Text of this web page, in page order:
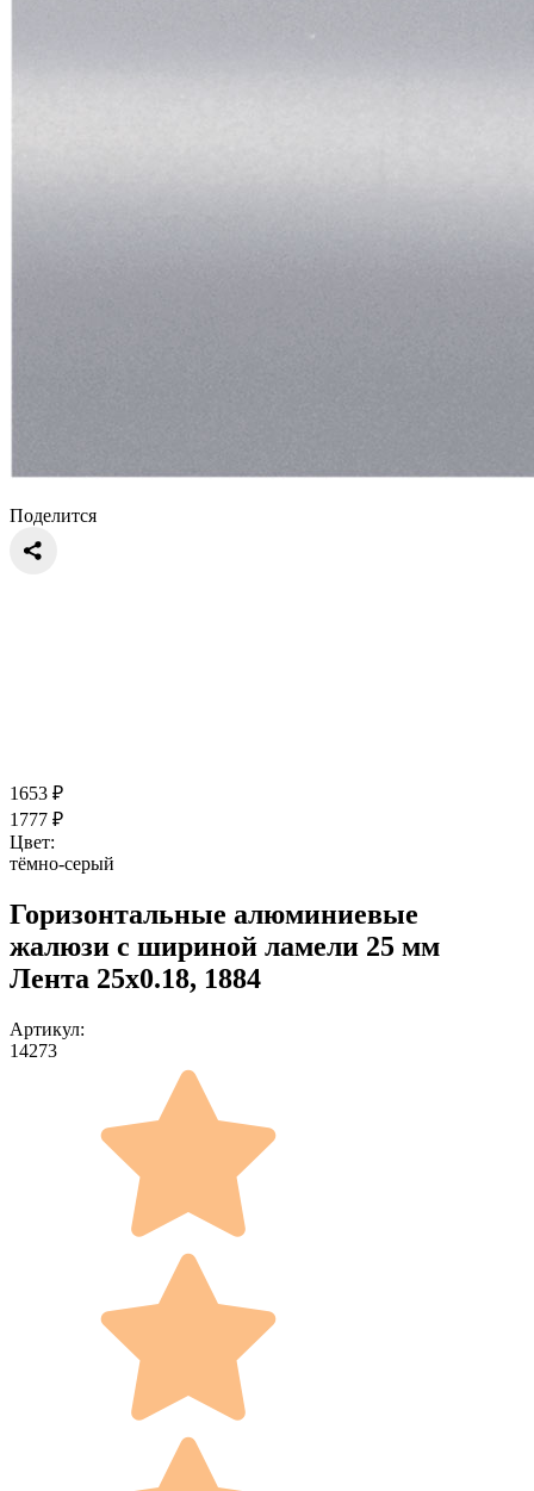
Поделится
1653 ₽
1777 ₽
Цвет:
тёмно-серый
Горизонтальные алюминиевые
жалюзи с шириной ламели 25 мм
Лента 25x0.18, 1884
Артикул:
14273